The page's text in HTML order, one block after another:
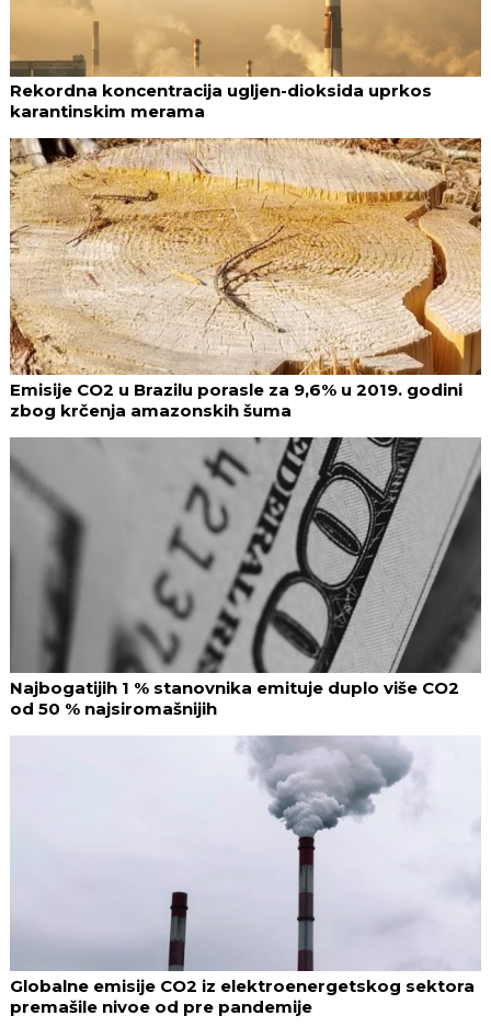
Rekordna koncentracija ugljen-dioksida uprkos
karantinskim merama
Emisije CO2 u Brazilu porasle za 9,6% u 2019. godini
zbog krčenja amazonskih šuma
Najbogatijih 1 % stanovnika emituje duplo više CO2
od 50 % najsiromašnijih
Globalne emisije CO2 iz elektroenergetskog sektora
premašile nivoe od pre pandemije